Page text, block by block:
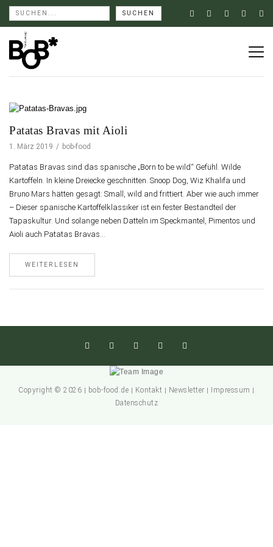
Patatas Bravas mit Aioli
1. März 2019 bob-food
Patatas Bravas sind das spanische „Born to be wild“ Gefühl. Wilde
Kartoffeln. In kleine Dreiecke geschnitten. Snoop Dog, Wiz Khalifa und
Bruno Mars hätten gesagt: Small, wild and frittiert. Aber wie auch immer
– Dieser spanische Kartoffelklassiker ist ein fester Bestandteil der
Tapaskultur. Und solange neben Datteln im Speckmantel, Pimentos und
Aioli auch Patatas Bravas…
WEITERLESEN
Copyright © 2026 | bob-food.de | Kontakt | Newsletter | Impressum |
Datenschutz